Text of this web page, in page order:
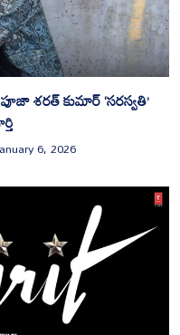
శరత్ కుమార్ ‘సరస్వతి’
6, 2026